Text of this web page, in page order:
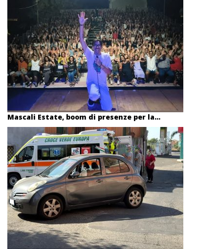
Mascali Estate, boom di presenze per la...